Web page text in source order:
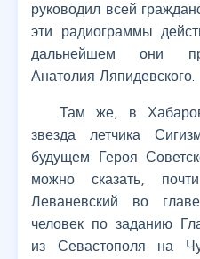
руководил всей
эти радиограммы
дальнейшем они
Анатолия Ляпидевского.
Там же, в
звезда летчика
будущем Героя
можно сказать,
Леваневский во
человек по заданию
из Севастополя на